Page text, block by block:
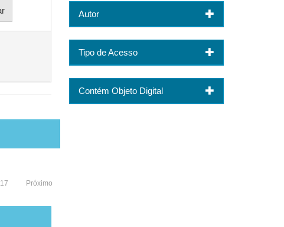
17 Próximo
Autor
Tipo de Acesso
Contém Objeto Digital